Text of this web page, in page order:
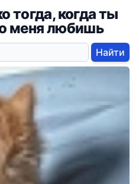
тогда, когда ты
меня любишь
Найти